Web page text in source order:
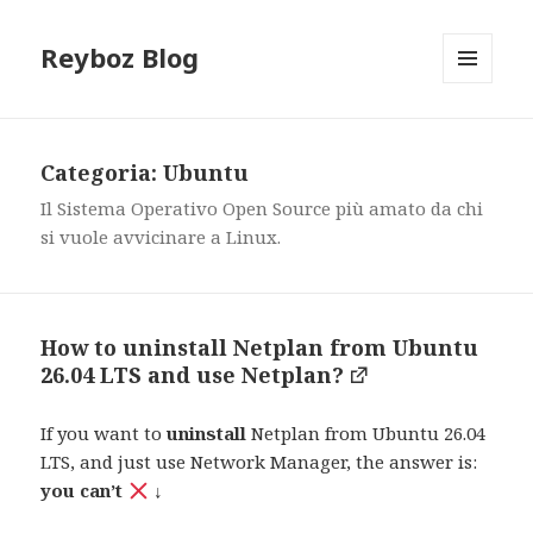
Reyboz Blog
Categoria:Ubuntu
Il Sistema Operativo Open Source più amato da chi
si vuole avvicinare a Linux.
How to uninstall Netplan from Ubuntu
26.04 LTS and use Netplan?
If you want touninstall Netplan from Ubuntu 26.04
LTS, and just use Network Manager, the answer is:
you can’t
↓